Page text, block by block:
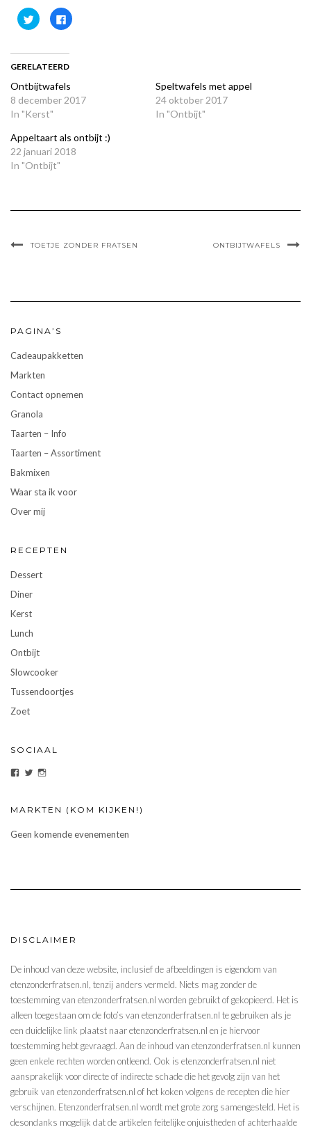
Klik
om
(Wordt
een
nieuw
venster
geopend)
Klik
om
(Wordt
een
nieuw
venster
GERELATEERD
Ontbijtwafels
8 december 2017
In "Kerst"
Speltwafels met appel
24 oktober 2017
In "Ontbijt"
Appeltaart als ontbijt :)
22 januari 2018
In "Ontbijt"
TOETJE ZONDER FRATSEN ONTBIJTWAFELS
PAGINA’S
Cadeaupakketten
Markten
Contact opnemen
Granola
Taarten – Info
Taarten – Assortiment
Bakmixen
Waar sta ik voor
Over mij
RECEPTEN
Dessert
Diner
Kerst
Lunch
Ontbijt
Slowcooker
Tussendoortjes
Zoet
SOCIAAL
Bekijk
eten-
op
Bekijk
ezonderfratsen
Bekijk
etenzonderfratsen
MARKTEN (KOM KIJKEN!)
Geen komende evenementen
DISCLAIMER
De inhoud van deze website, inclusief de afbeeldingen is eigendom van
etenzonderfratsen.nl, tenzij anders vermeld. Niets mag zonder de
toestemming van etenzonderfratsen.nl worden gebruikt of gekopieerd. Het is
alleen toegestaan om de foto’s van etenzonderfratsen.nl te gebruiken als je
een duidelijke link plaatst naar etenzonderfratsen.nl en je hiervoor
toestemming hebt gevraagd. Aan de inhoud van etenzonderfratsen.nl kunnen
geen enkele rechten worden ontleend. Ook is etenzonderfratsen.nl niet
aansprakelijk voor directe of indirecte schade die het gevolg zijn van het
gebruik van etenzonderfratsen.nl of het koken volgens de recepten die hier
verschijnen. Etenzonderfratsen.nl wordt met grote zorg samengesteld. Het is
desondanks mogelijk dat de artikelen feitelijke onjuistheden of achterhaalde